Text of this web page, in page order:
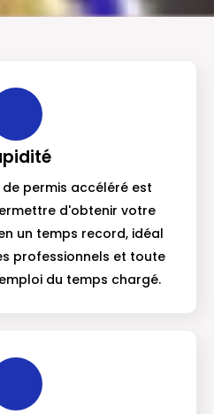
permis accéléré est
d'obtenir votre
un temps record, idéal
professionnels et toute
du temps chargé.